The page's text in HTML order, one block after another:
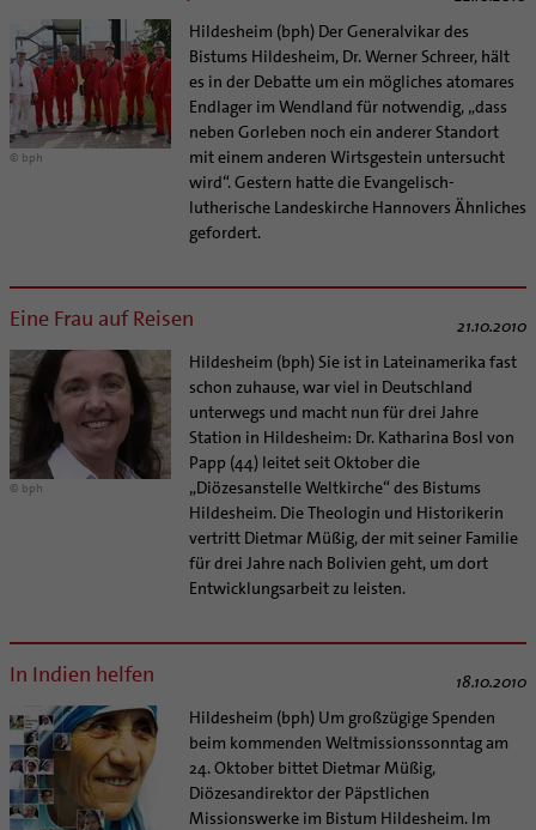
© bph
Hildesheim (bph) Der Generalvikar des
Bistums Hildesheim, Dr. Werner Schreer, hält
es in der Debatte um ein mögliches atomares
Endlager im Wendland für notwendig, „dass
neben Gorleben noch ein anderer Standort
mit einem anderen Wirtsgestein untersucht
wird“. Gestern hatte die Evangelisch-
lutherische Landeskirche Hannovers Ähnliches
gefordert.
Eine Frau auf Reisen 21.10.2010
© bph
Hildesheim (bph) Sie ist in Lateinamerika fast
schon zuhause, war viel in Deutschland
unterwegs und macht nun für drei Jahre
Station in Hildesheim: Dr. Katharina Bosl von
Papp (44) leitet seit Oktober die
„Diözesanstelle Weltkirche“ des Bistums
Hildesheim. Die Theologin und Historikerin
vertritt Dietmar Müßig, der mit seiner Familie
für drei Jahre nach Bolivien geht, um dort
Entwicklungsarbeit zu leisten.
In Indien helfen 18.10.2010
Hildesheim (bph) Um großzügige Spenden
beim kommenden Weltmissionssonntag am
24. Oktober bittet Dietmar Müßig,
Diözesandirektor der Päpstlichen
Missionswerke im Bistum Hildesheim. Im